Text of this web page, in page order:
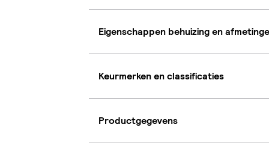
Eigenschappen behuizing en
Keurmerken en classificaties
Productgegevens